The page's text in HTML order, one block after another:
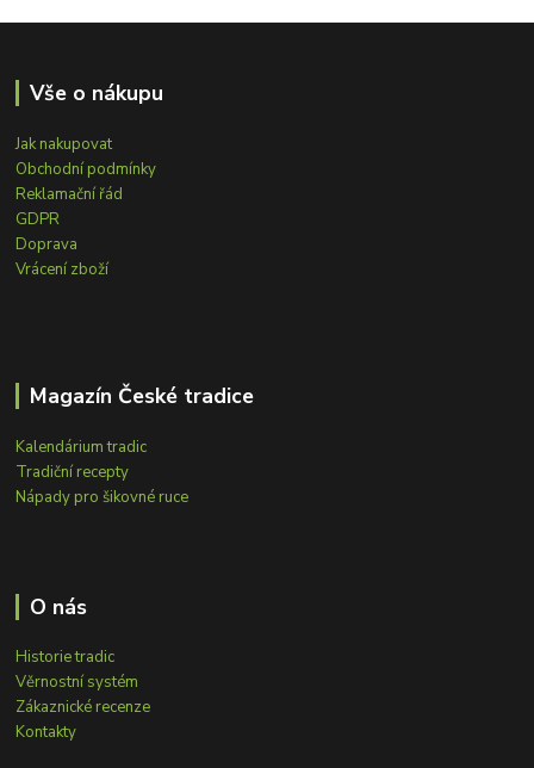
Vše o nákupu
Jak nakupovat
Obchodní podmínky
Reklamační řád
GDPR
Doprava
Vrácení zboží
Magazín České tradice
Kalendárium tradic
Tradiční recepty
Nápady pro šikovné ruce
O nás
Historie tradic
Věrnostní systém
Zákaznické recenze
Kontakty